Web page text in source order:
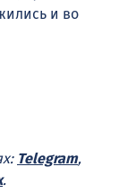
и во
Telegram,
.